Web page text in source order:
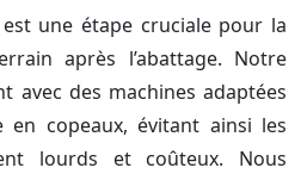
est une étape cruciale pour la
après l’abattage. Notre
avec des machines adaptées
copeaux, évitant ainsi les
lourds et coûteux. Nous